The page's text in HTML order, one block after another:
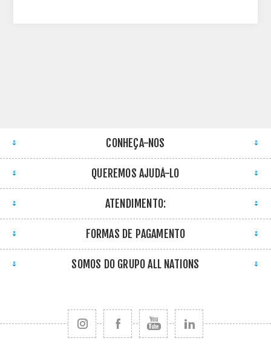
CONHEÇA-NOS
QUEREMOS AJUDÁ-LO
ATENDIMENTO:
FORMAS DE PAGAMENTO
SOMOS DO GRUPO ALL NATIONS